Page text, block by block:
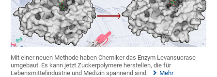
Mit einer neuen Methode haben Chemiker das Enzym Levansucrase
umgebaut. Es kann jetzt Zuckerpolymere herstellen, die für
Lebensmittelindustrie und Medizin spannend sind.
Mehr